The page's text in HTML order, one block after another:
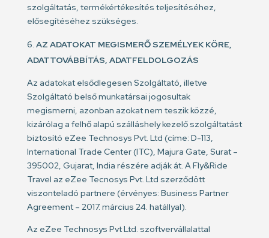
szolgáltatás, termékértékesítés teljesítéséhez,
elősegítéséhez szükséges.
AZ ADATOKAT MEGISMERŐ SZEMÉLYEK KÖRE,
ADATTOVÁBBÍTÁS, ADATFELDOLGOZÁS
Az adatokat elsődlegesen Szolgáltató, illetve
Szolgáltató belső munkatársai jogosultak
megismerni, azonban azokat nem teszik közzé,
kizárólag a felhő alapú szálláshely kezelő szolgáltatást
biztosító eZee Technosys Pvt. Ltd (címe: D-113,
International Trade Center (ITC), Majura Gate, Surat –
395002, Gujarat, India részére adják át. A Fly&Ride
Travel az eZee Tecnosys Pvt. Ltd szerződött
viszonteladó partnere (érvényes: Business Partner
Agreement – 2017. március 24. hatállyal).
Az eZee Technosys Pvt Ltd. szoftvervállalattal